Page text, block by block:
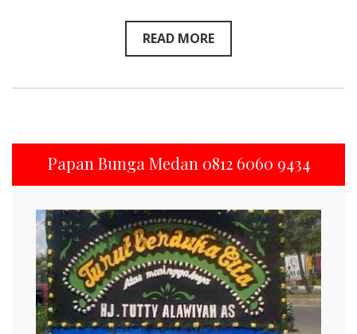
READ MORE
Papan Bunga Medan 0812 6060 9434